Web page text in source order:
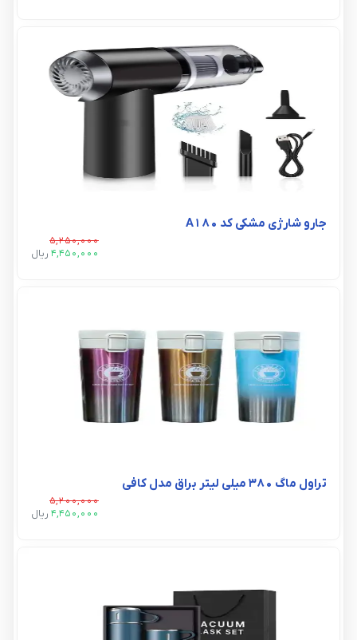
جارو شارژی مشکی کد A180
5,250,000
4,450,000 ريال
تراول ماگ 380 میلی لیتر براق مدل کافی
5,200,000
4,450,000 ريال